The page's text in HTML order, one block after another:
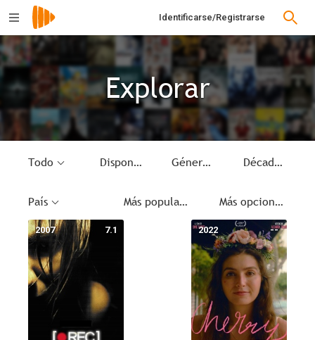
Identificarse/Registrarse
Explorar
Todo Disponible Género Década
País Más populares Más opciones
7.1
2007 --
2022